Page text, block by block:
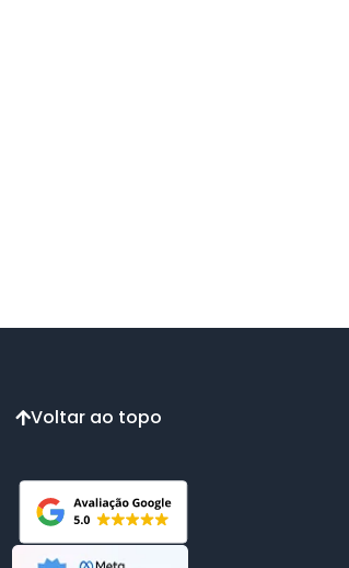
Voltar ao topo